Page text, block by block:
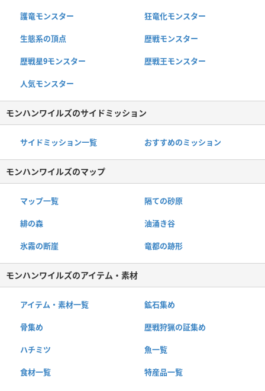
護竜モンスター 狂竜化モンスター
生態系の頂点 歴戦モンスター
歴戦星9モンスター 歴戦王モンスター
人気モンスター
モンハンワイルズのサイドミッション
サイドミッション一覧 おすすめのミッション
モンハンワイルズのマップ
マップ一覧 隔ての砂原
緋の森 油涌き谷
氷霧の断崖 竜都の跡形
モンハンワイルズのアイテム・素材
アイテム・素材一覧 鉱石集め
骨集め 歴戦狩猟の証集め
ハチミツ 魚一覧
食材一覧 特産品一覧